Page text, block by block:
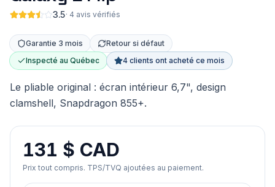
3.5· 4 avis vérifiés
Garantie 3 mois
Retour si défaut
Inspecté au Québec
4 clients ont acheté ce mois
Le pliable original : écran intérieur 6,7", design
clamshell, Snapdragon 855+.
131 $ CAD
Prix tout compris. TPS/TVQ ajoutées au paiement.